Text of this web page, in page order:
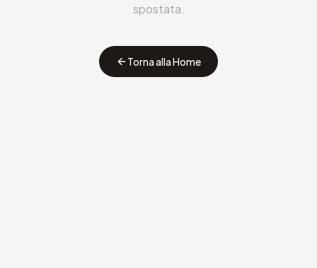
spostata.
Torna alla Home